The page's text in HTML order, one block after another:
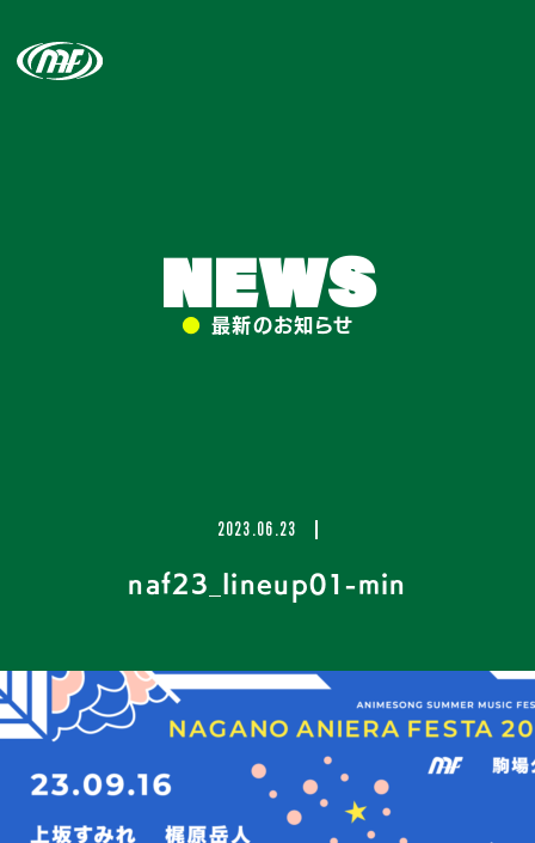
NEWS
● 最新のお知らせ
2023.06.23
naf23_lineup01-min